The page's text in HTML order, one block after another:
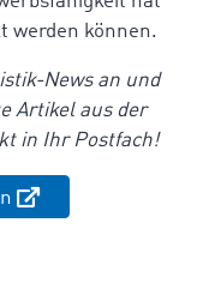
werden können.
News an und
Artikel aus der
in Ihr Postfach!